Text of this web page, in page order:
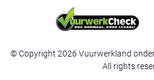
© Copyright 2026 Vuurwerkland
All rights